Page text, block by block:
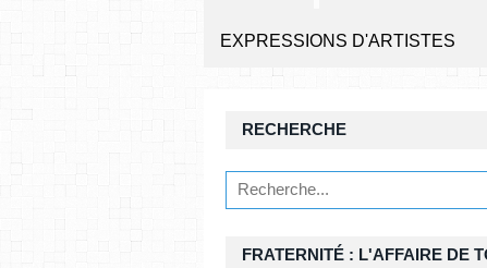
EXPRESSIONS D'ARTISTES
RECHERCHE
FRATERNITÉ : L'AFFAIRE DE